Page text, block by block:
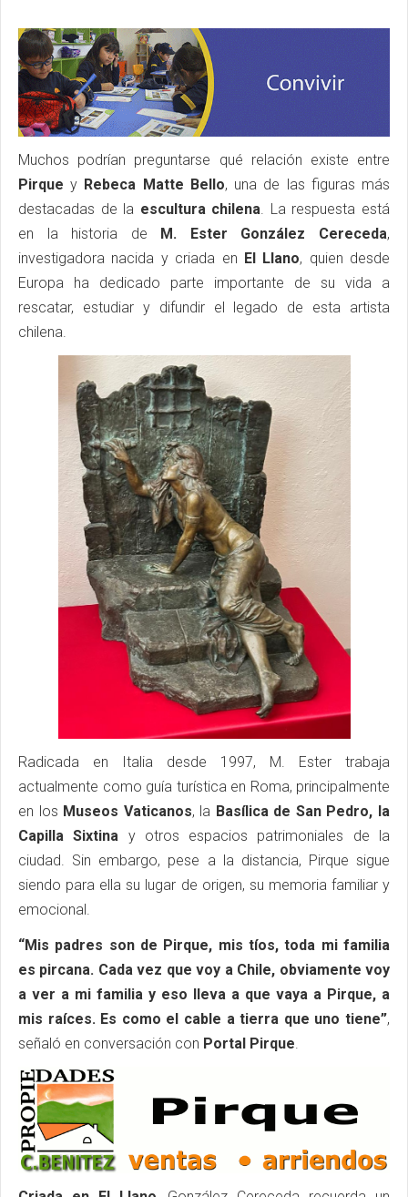
Muchos podrían preguntarse qué relación existe entre
Pirque y Rebeca Matte Bello, una de las figuras más
destacadas de la escultura chilena. La respuesta está
en la historia de
M. Ester González Cereceda,
investigadora nacida y criada en El Llano, quien desde
Europa ha dedicado parte importante de su vida a
rescatar, estudiar y difundir el legado de esta artista
chilena.
Radicada en Italia desde 1997, M. Ester trabaja
actualmente como guía turística en Roma, principalmente
en los Museos Vaticanos, la Basílica de San Pedro, la
Capilla Sixtina y otros espacios patrimoniales de la
ciudad. Sin embargo, pese a la distancia, Pirque sigue
siendo para ella su lugar de origen, su memoria familiar y
emocional.
“Mis padres son de Pirque, mis tíos, toda mi familia
es pircana. Cada vez que voy a Chile, obviamente voy
a ver a mi familia y eso lleva a que vaya a Pirque, a
mis raíces. Es como el cable a tierra que uno tiene”,
señaló en conversación con Portal Pirque.